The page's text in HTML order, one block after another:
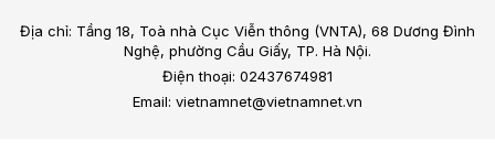
Địa chỉ: Tầng 18, Toà nhà Cục Viễn thông (VNTA), 68 Dương Đình
Nghệ, phường Cầu Giấy, TP. Hà Nội.
Điện thoại: 02437674981
Email: vietnamnet@vietnamnet.vn